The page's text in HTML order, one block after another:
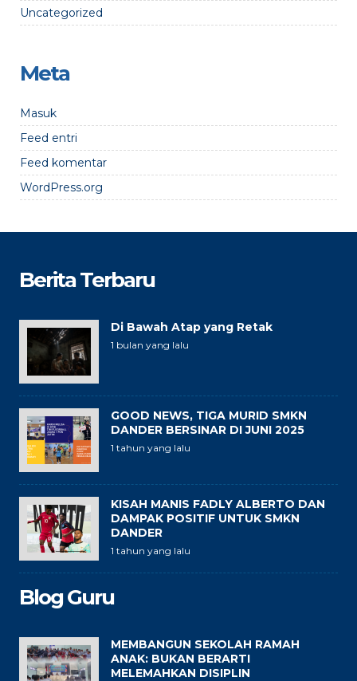
Uncategorized
Meta
Masuk
Feed entri
Feed komentar
WordPress.org
Berita Terbaru
Di Bawah Atap yang Retak
1 bulan yang lalu
GOOD NEWS, TIGA MURID SMKN
DANDER BERSINAR DI JUNI 2025
1 tahun yang lalu
KISAH MANIS FADLY ALBERTO DAN
DAMPAK POSITIF UNTUK SMKN
DANDER
1 tahun yang lalu
Blog Guru
MEMBANGUN SEKOLAH RAMAH
ANAK: BUKAN BERARTI
MELEMAHKAN DISIPLIN